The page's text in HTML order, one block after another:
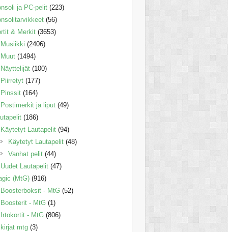
ja PC-pelit (223)
(56)
& Merkit (3653)
Musiikki (2406)
Muut (1494)
Näyttelijät (100)
Piirretyt (177)
Pinssit (164)
Postimerkit ja liput (49)
(186)
Käytetyt Lautapelit (94)
Käytetyt Lautapelit (48)
Vanhat pelit (44)
Uudet Lautapelit (47)
(MtG) (916)
Boosterboksit - MtG (52)
Boosterit - MtG (1)
Irtokortit - MtG (806)
kirjat mtg (3)